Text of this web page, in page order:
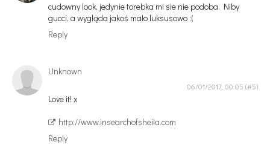
cudowny look, jedynie torebka mi sie nie podoba. Niby
gucci, a wygląda jakoś mało luksusowo :(
Reply
Unknown
06/01/2017, 00:05
Love it! x
http://www.insearchofsheila.com
Reply